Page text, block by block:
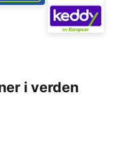
i verden